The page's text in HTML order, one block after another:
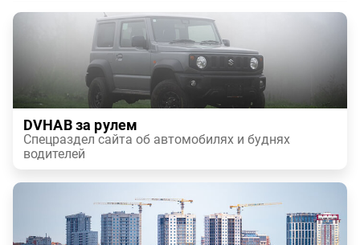
DVHAB за рулем
Спецраздел сайта об автомобилях и буднях
водителей